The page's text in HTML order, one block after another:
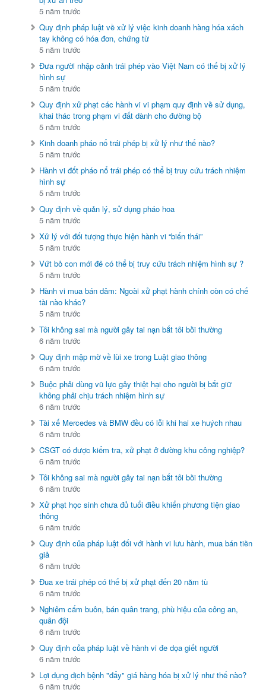
5 năm trước
Quy định pháp luật về xử lý việc kinh doanh hàng hóa xách
tay không có hóa đơn, chứng từ
5 năm trước
Đưa người nhập cảnh trái phép vào Việt Nam có thể bị xử lý
hình sự
5 năm trước
Quy định xử phạt các hành vi vi phạm quy định về sử dụng,
khai thác trong phạm vi đất dành cho đường bộ
5 năm trước
Kinh doanh pháo nổ trái phép bị xử lý như thế nào?
5 năm trước
Hành vi đốt pháo nổ trái phép có thể bị truy cứu trách nhiệm
hình sự
5 năm trước
Quy định về quản lý, sử dụng pháo hoa
5 năm trước
Xử lý với đối tượng thực hiện hành vi “biến thái”
5 năm trước
Vứt bỏ con mới đẻ có thể bị truy cứu trách nhiệm hình sự ?
5 năm trước
Hành vi mua bán dâm: Ngoài xử phạt hành chính còn có chế
tài nào khác?
5 năm trước
Tôi không sai mà người gây tai nạn bắt tôi bồi thường
6 năm trước
Quy định mập mờ về lùi xe trong Luật giao thông
6 năm trước
Buộc phải dùng vũ lực gây thiệt hại cho người bị bắt giữ
không phải chịu trách nhiệm hình sự
6 năm trước
Tài xế Mercedes và BMW đều có lỗi khi hai xe huých nhau
6 năm trước
CSGT có được kiểm tra, xử phạt ở đường khu công nghiệp?
6 năm trước
Tôi không sai mà người gây tai nạn bắt tôi bồi thường
6 năm trước
Xử phạt học sinh chưa đủ tuổi điều khiển phương tiện giao
thông
6 năm trước
Quy định của pháp luật đối với hành vi lưu hành, mua bán tiền
giả
6 năm trước
Đua xe trái phép có thể bị xử phạt đến 20 năm tù
6 năm trước
Nghiêm cấm buôn, bán quân trang, phù hiệu của công an,
quân đội
6 năm trước
Quy định của pháp luật về hành vi đe dọa giết người
6 năm trước
Lợi dụng dịch bệnh "đẩy" giá hàng hóa bị xử lý như thế nào?
6 năm trước